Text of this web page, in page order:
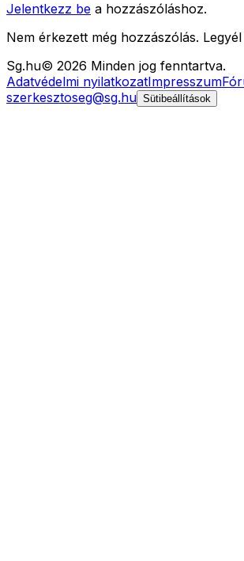
Jelentkezz be a hozzászóláshoz.
Nem érkezett még hozzászólás.
Sg.hu© 2026 Minden jog fenntartva.
Adatvédelmi nyilatkozatImpresszum
szerkesztoseg@sg.hu Sütibeállítások